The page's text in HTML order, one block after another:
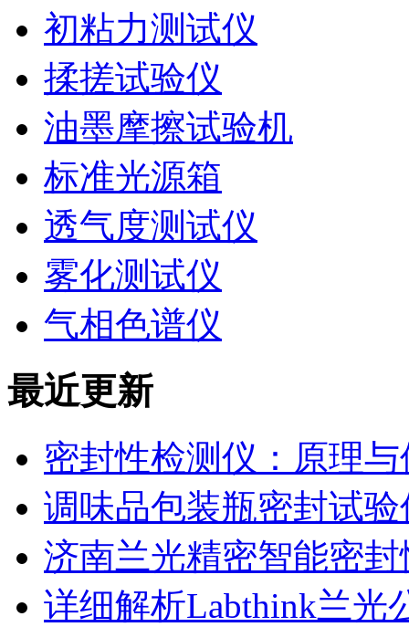
初粘力测试仪
揉搓试验仪
油墨摩擦试验机
标准光源箱
透气度测试仪
雾化测试仪
气相色谱仪
最近更新
密封性检测仪：原理
调味品包装瓶密封试
济南兰光精密智能密
详细解析Labthink兰光